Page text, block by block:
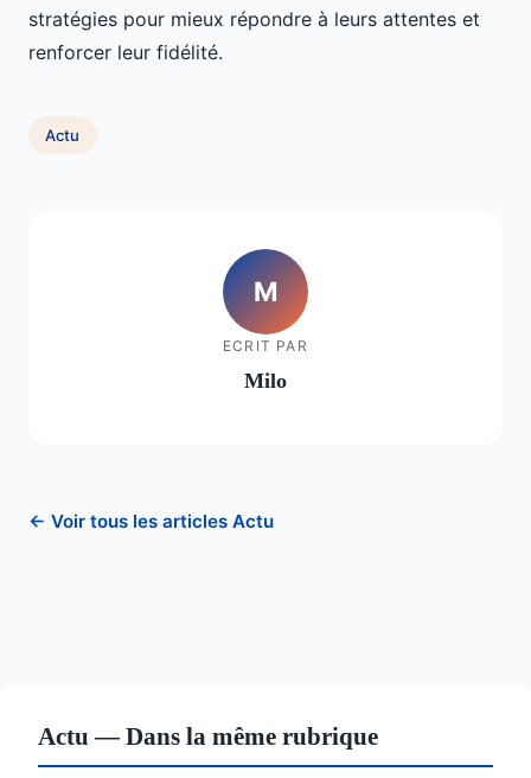
stratégies pour mieux répondre à leurs attentes et
renforcer leur fidélité.
Actu
M
ECRIT PAR
Milo
← Voir tous les articles Actu
Actu — Dans la même rubrique